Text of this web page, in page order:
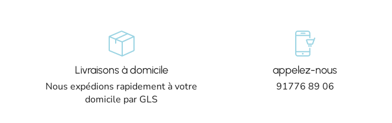
Livraisons à domicile
Nous expédions rapidement à votre
domicile par GLS
appelez-nous
91776 89 06